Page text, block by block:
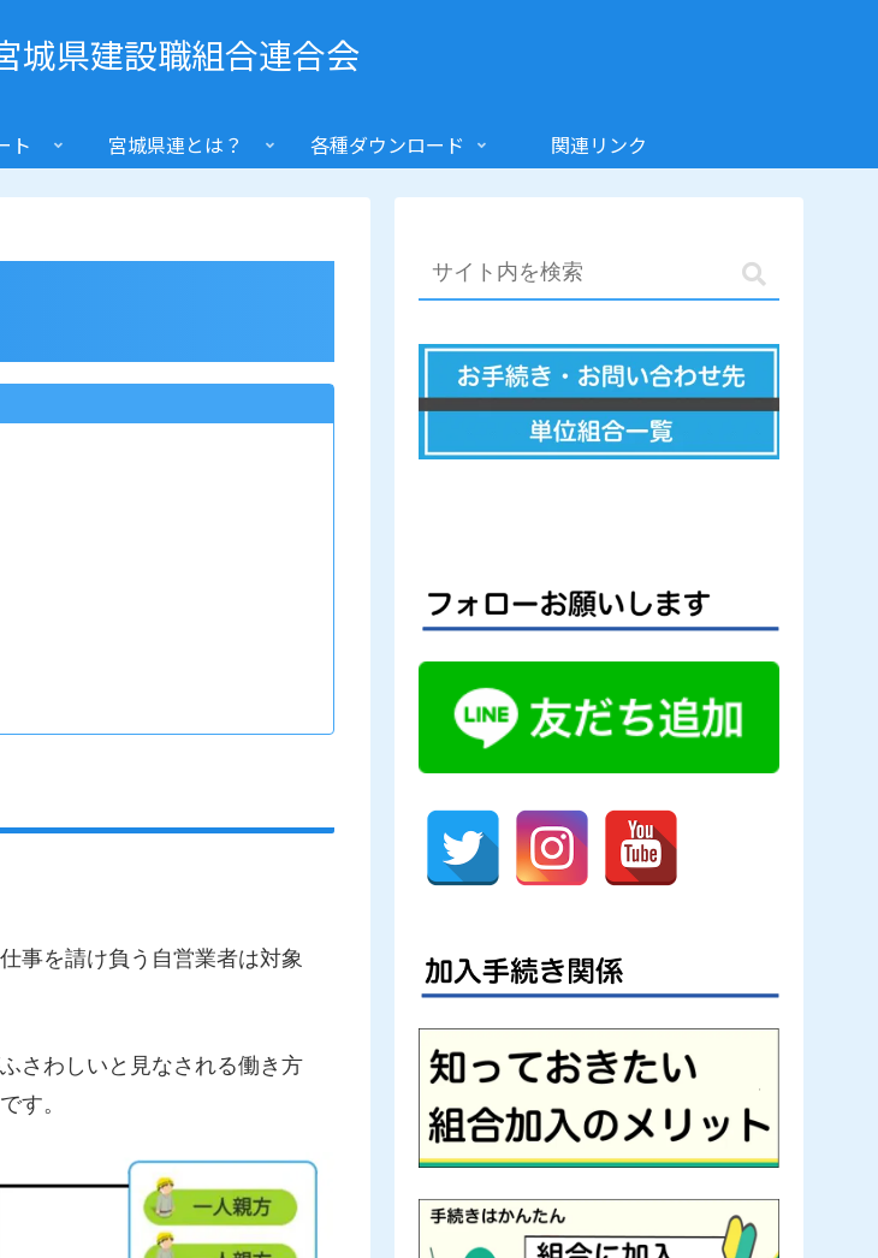
城県建設職組合連合会
ト 宮城県連とは？ 各種ダウンロード 関連リンク
事を請け負う自営業者は対象
さわしいと見なされる働き方
す。